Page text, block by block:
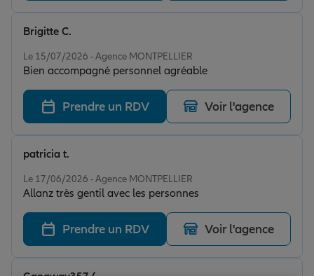
Le 15/07/2026 - Agence MONTPELLIER
Bien accompagné personnel agréable
Brigitte C.
Prendre un RDV Voir l'agence
Le 17/06/2026 - Agence MONTPELLIER
Allanz très gentil avec les personnes
patricia t.
Prendre un RDV Voir l'agence